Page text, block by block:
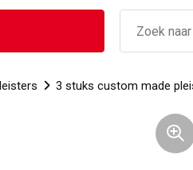
3 stuks custom made